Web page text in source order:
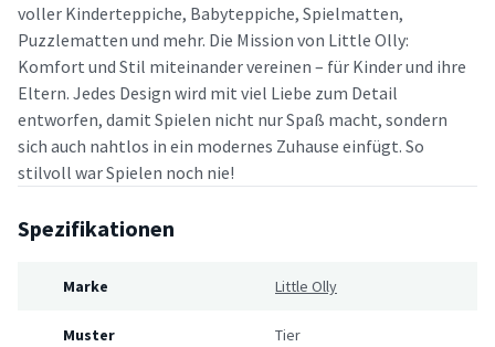
voller Kinderteppiche, Babyteppiche, Spielmatten,
Puzzlematten und mehr. Die Mission von Little Olly:
Komfort und Stil miteinander vereinen – für Kinder und ihre
Eltern. Jedes Design wird mit viel Liebe zum Detail
entworfen, damit Spielen nicht nur Spaß macht, sondern
sich auch nahtlos in ein modernes Zuhause einfügt. So
stilvoll war Spielen noch nie!
Spezifikationen
Marke Little Olly
Muster Tier